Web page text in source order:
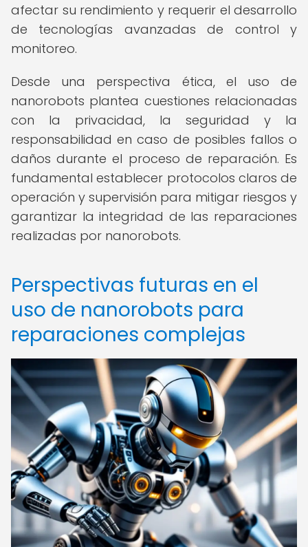
afectar su rendimiento y requerir el desarrollo
de tecnologías avanzadas de control y
monitoreo.
Desde una perspectiva ética, el uso de
nanorobots plantea cuestiones relacionadas
con la privacidad, la seguridad y la
responsabilidad en caso de posibles fallos o
daños durante el proceso de reparación. Es
fundamental establecer protocolos claros de
operación y supervisión para mitigar riesgos y
garantizar la integridad de las reparaciones
realizadas por nanorobots.
Perspectivas futuras en el
uso de nanorobots para
reparaciones complejas